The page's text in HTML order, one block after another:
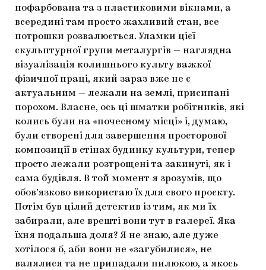
пофарбована та з пластиковими вікнами, а
всередині там просто жахливий стан, все
потрошки розвалюється. Уламки цієї
скульптурної групи металургів — наглядна
візуалізація колишнього культу важкої
фізичної праці, який зараз вже не є
актуальним — лежали на землі, присипані
порохом. Власне, ось ці шматки робітників, які
колись були на «почесному місці» і, думаю,
були створені для завершення просторової
композиції в стінах будинку культури, тепер
просто лежали розтрощені та закинуті, як і
сама будівля. В той момент я зрозумів, що
обов’язково використаю їх для свого проєкту.
Потім був цілий детектив із тим, як ми їх
забирали, але врешті вони тут в галереї. Яка
їхня подальша доля? Я не знаю, але дуже
хотілося б, аби вони не «загубилися», не
валялися та не припадали пилюкою, а якось